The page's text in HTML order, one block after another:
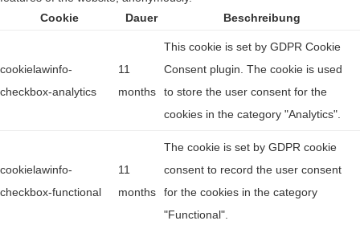
Cookie
Dauer Beschreibung
cookielawinfo-
checkbox-analytics
11
months
This cookie is set by GDPR Cookie
Consent plugin. The cookie is used
to store the user consent for the
cookies in the category "Analytics".
cookielawinfo-
checkbox-functional
11
months
The cookie is set by GDPR cookie
consent to record the user consent
for the cookies in the category
"Functional".